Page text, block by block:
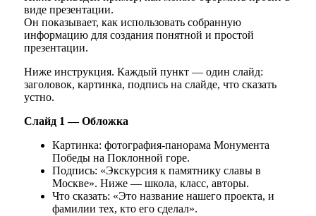
виде презентации.
Он показывает, как использовать собранную
информацию для создания понятной и простой
презентации.
Ниже инструкция. Каждый пункт — один слайд:
заголовок, картинка, подпись на слайде, что сказать
устно.
Слайд 1 — Обложка
Картинка: фотография-панорама Монумента
Победы на Поклонной горе.
Подпись: «Экскурсия к памятнику славы в
Москве». Ниже — школа, класс, авторы.
Что сказать: «Это название нашего проекта, и
фамилии тех, кто его сделал».